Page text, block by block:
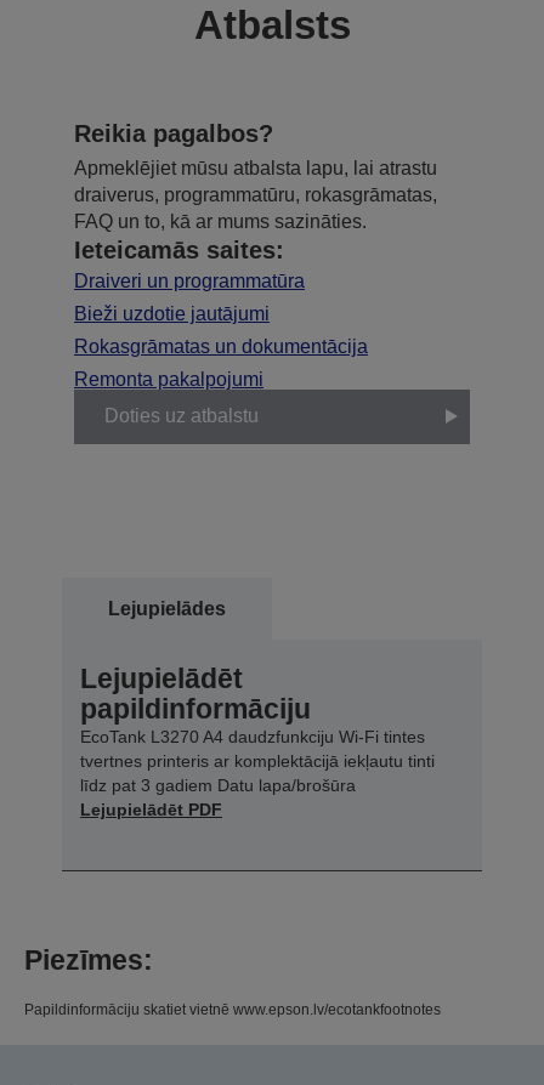
Atbalsts
Reikia pagalbos?
Apmeklējiet mūsu atbalsta lapu, lai atrastu
draiverus, programmatūru, rokasgrāmatas,
FAQ un to, kā ar mums sazināties.
Ieteicamās saites:
Draiveri un programmatūra
Bieži uzdotie jautājumi
Rokasgrāmatas un dokumentācija
Remonta pakalpojumi
Doties uz atbalstu
Lejupielādes
Lejupielādēt
papildinformāciju
EcoTank L3270 A4 daudzfunkciju Wi-Fi tintes
tvertnes printeris ar komplektācijā iekļautu tinti
līdz pat 3 gadiem Datu lapa/brošūra
Lejupielādēt PDF
Piezīmes:
Papildinformāciju skatiet vietnē www.epson.lv/ecotankfootnotes